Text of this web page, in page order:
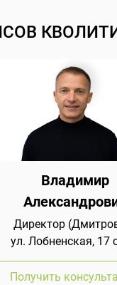
Владимир
Директор
ул. Лобненская, 17
Получить